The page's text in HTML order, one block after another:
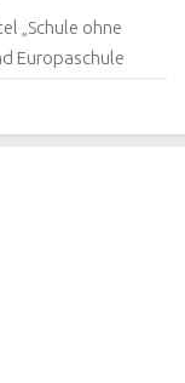
„Schule ohne
Europaschule